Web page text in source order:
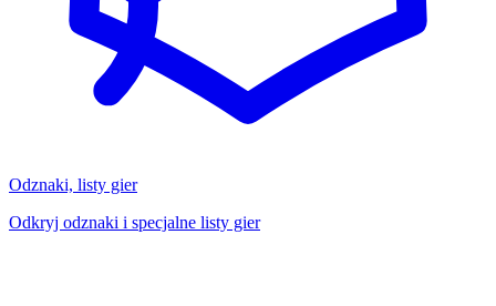
Odznaki, listy gier
Odkryj odznaki i specjalne listy gier